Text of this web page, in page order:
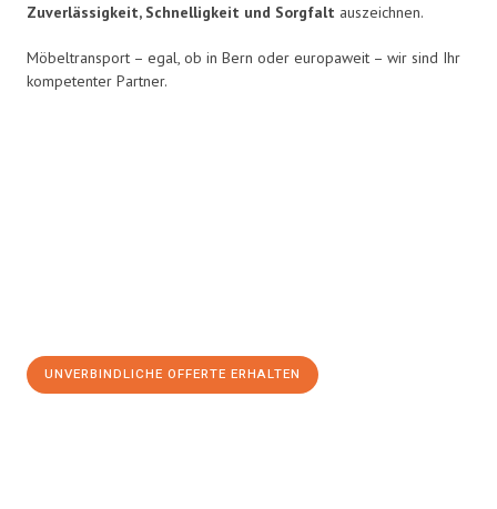
Zuverlässigkeit, Schnelligkeit und Sorgfalt auszeichnen.
Möbeltransport – egal, ob in Bern oder europaweit – wir sind Ihr
kompetenter Partner.
UNVERBINDLICHE OFFERTE ERHALTEN